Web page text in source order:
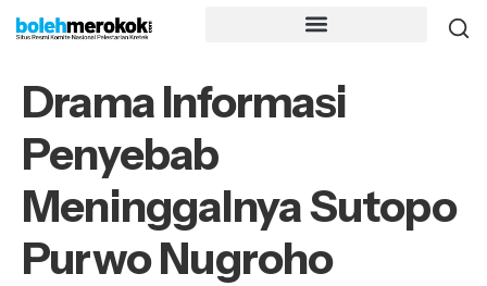
Drama Informasi
Penyebab
Meninggalnya Sutopo
Purwo Nugroho